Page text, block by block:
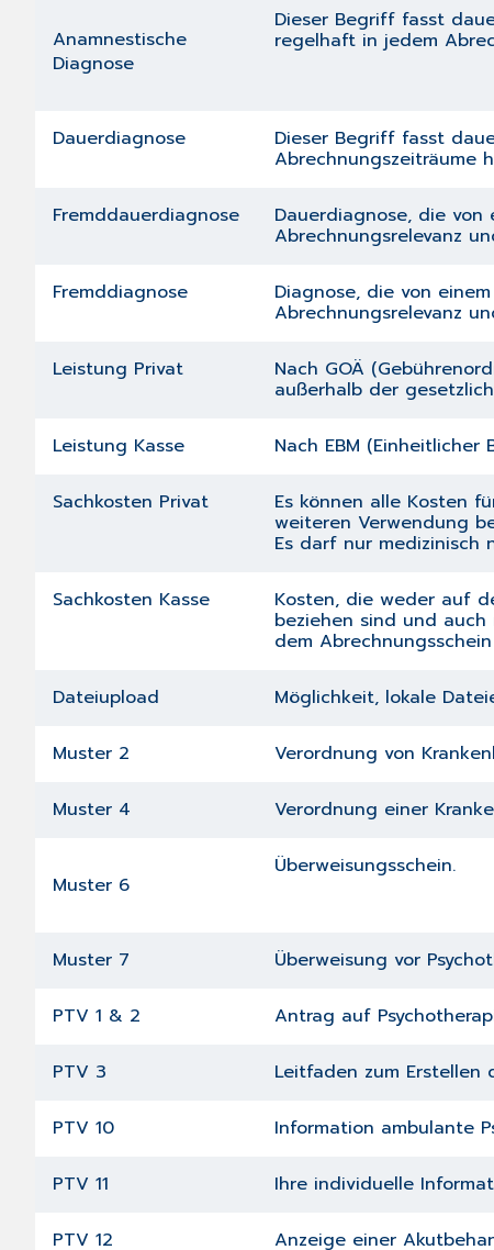
Anamnestische
Diagnose
Dieser Begriff fasst
regelhaft in jedem
Dauerdiagnose Dieser Begriff fasst
Abrechnungszeiträume
Fremddauerdiagnose Dauerdiagnose, die
Abrechnungsrelevanz
Fremddiagnose Diagnose, die von
Abrechnungsrelevanz
Leistung Privat Nach GOÄ
außerhalb der
Leistung Kasse Nach EBM
Sachkosten Privat Es können alle Kosten
weiteren Verwendung
Es darf nur medizinisch
Sachkosten Kasse Kosten, die weder auf
beziehen sind und
dem
Dateiupload Möglichkeit, lokale
Muster 2 Verordnung von
Muster 4 Verordnung einer
Muster 6
Überweisungsschein.
Muster 7 Überweisung vor
PTV 1 & 2 Antrag auf
PTV 3 Leitfaden zum
PTV 10 Information ambulante
PTV 11 Ihre individuelle
PTV 12 Anzeige einer